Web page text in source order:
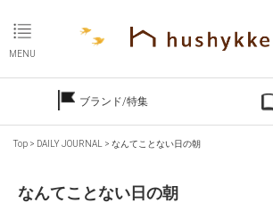
MENU
ブランド/特集
Top > DAILY JOURNAL > なんてことない日の朝
なんてことない日の朝